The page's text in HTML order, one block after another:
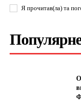
Я прочитав(ла) та